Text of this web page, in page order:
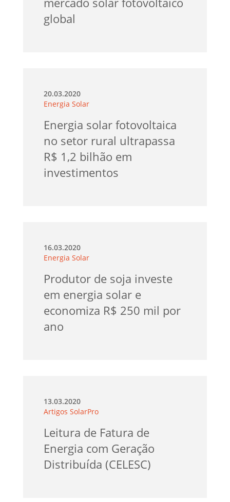
global
20.03.2020
Energia Solar
Energia solar fotovoltaica
no setor rural ultrapassa
R$ 1,2 bilhão em
investimentos
16.03.2020
Energia Solar
Produtor de soja investe
em energia solar e
economiza R$ 250 mil por
ano
13.03.2020
Artigos SolarPro
Leitura de Fatura de
Energia com Geração
Distribuída (CELESC)